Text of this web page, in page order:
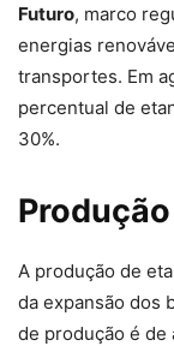
Futuro, marco
energias
transportes. Em
percentual de
30%.
A produção de
da expansão dos
de produção é de